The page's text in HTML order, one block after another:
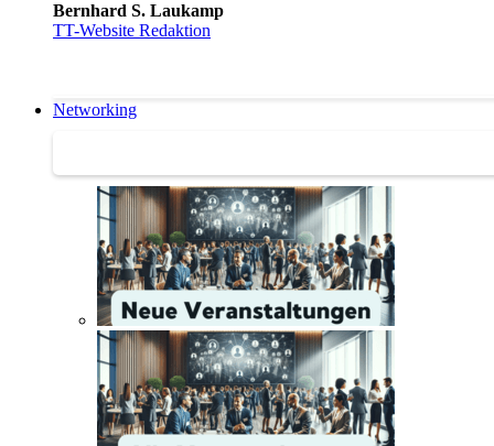
Bernhard S. Laukamp
TT-Website Redaktion
Networking